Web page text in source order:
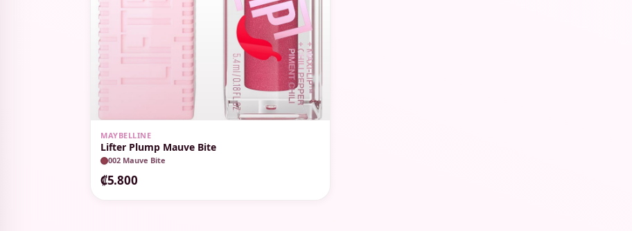
MAYBELLINE
Lifter Plump Mauve Bite
002 Mauve Bite
₡5.800